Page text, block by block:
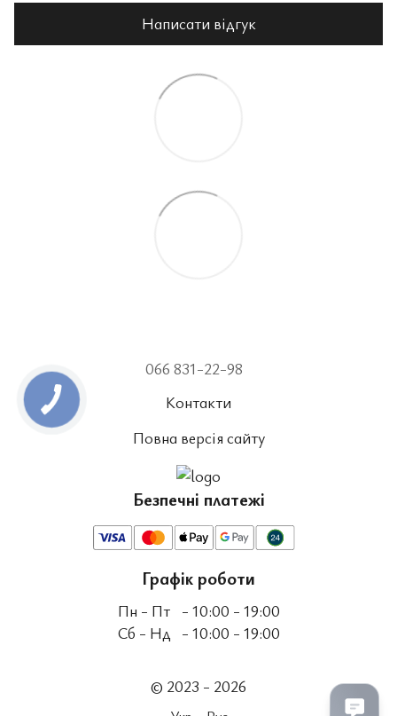
Написати відгук
066 831-22-98
Контакти
Повна версія сайту
Безпечні платежі
Графік роботи
Пн - Пт - 10:00 - 19:00
Сб - Нд - 10:00 - 19:00
© 2023 - 2026